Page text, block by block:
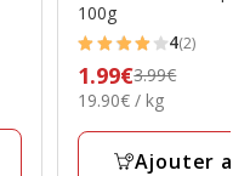
100g
4
étoiles
avec
2
4(2)
Prix
précédent
3.99€,
1.99€3.99€
19.90€
Kg
19.90€ / kg
Ajouter